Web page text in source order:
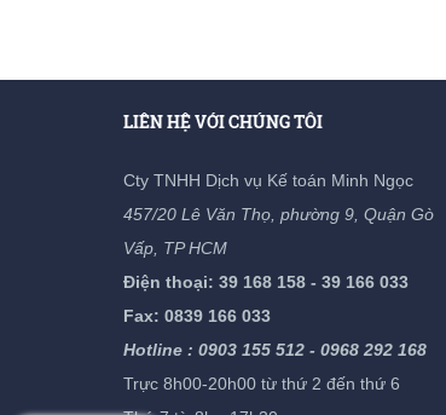
LIÊN HỆ VỚI CHÚNG TÔI
Cty TNHH Dịch vụ Kế toán Minh Ngọc
457/20 Lê Văn Thọ, phường 9, Quận Gò
Vấp, TP HCM
Điện thoại: 39 168 158 - 39 166 033
Fax: 0839 166 033
Hotline : 0903 155 512 - 0968 292 168
Trực 8h00-20h00 từ thứ 2 đến thứ 6